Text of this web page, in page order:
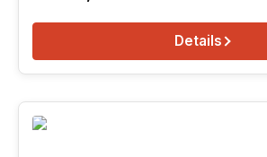
Details